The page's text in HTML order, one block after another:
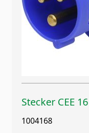
Stecker CEE
1004168